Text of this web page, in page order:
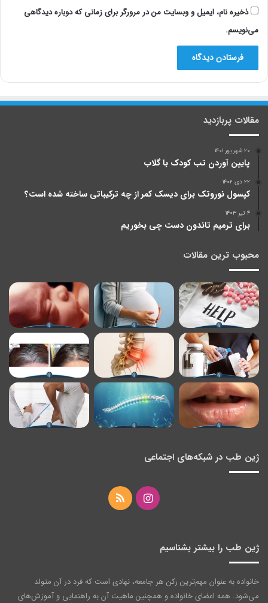
ذخیره نام، ایمیل و وبسایت من در مرورگر برای زمانی که دوباره دیدگاهی
می‌نویسم.
مقالات پربازدید
۲۰ شهریور ۱۴۰۱
پایین آوردن تب کودک با گلاب
۲۲ دی ۱۴۰۲
کپسول نوروتک برای دیسک کمر از چه ترکیباتی ساخته شده است؟
۴ تیر ۱۴۰۳
برای ترمیم تاندون دست چی بخوریم
محبوب ترین مقالات
ژین طب در شبکه‌های اجتماعی
اینستاگرامخوراک
ژین طب را بیشتر بشناسیم
خانواده به عنوان مهم‌ترین رکن هر جامعه‌، نهادی است که فرد در آن متولد
می‌شود. همه اعضای خانواده و همچنین ماهیت آن به راهنمایی و آموزش‌های